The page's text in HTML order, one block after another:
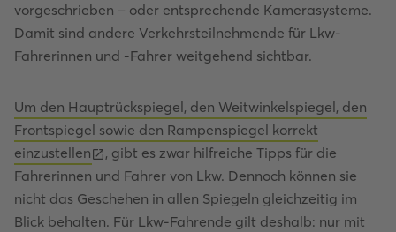
vorgeschrieben – oder entsprechende Kamerasysteme.
Damit sind andere Verkehrsteilnehmende für Lkw-
Fahrerinnen und -Fahrer weitgehend sichtbar.
Um den Hauptrückspiegel, den Weitwinkelspiegel, den
Frontspiegel sowie den Rampenspiegel korrekt
einzustellen
, gibt es zwar hilfreiche Tipps für die
Fahrerinnen und Fahrer von Lkw. Dennoch können sie
nicht das Geschehen in allen Spiegeln gleichzeitig im
Blick behalten. Für Lkw-Fahrende gilt deshalb: nur mit